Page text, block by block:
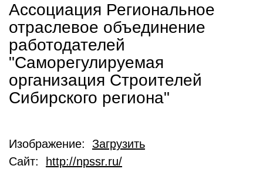
Ассоциация Региональное
отраслевое объединение
работодателей
"Саморегулируемая
организация Строителей
Сибирского региона"
Изображение: Загрузить
Сайт:
http://npssr.ru/